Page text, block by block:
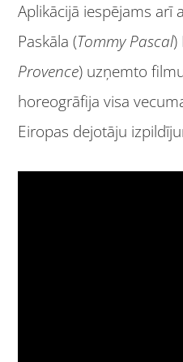
Aplikācijā iespējams arī
Paskāla (Tommy Pascal)
Provence) uzņemto
horeogrāfija visa
Eiropas dejotāju